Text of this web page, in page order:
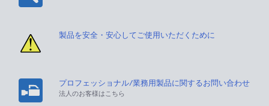
製品を安全・安心してご使用いただくために
プロフェッショナル/業務用製品に関するお問い合わせ
法人のお客様はこちら